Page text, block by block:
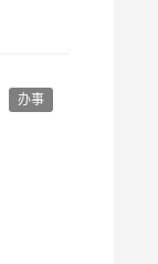
办事